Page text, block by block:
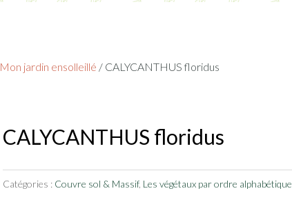
Mon jardin ensolleillé / CALYCANTHUS floridus
CALYCANTHUS floridus
Catégories : Couvre sol & Massif, Les végétaux par ordre alphabétique